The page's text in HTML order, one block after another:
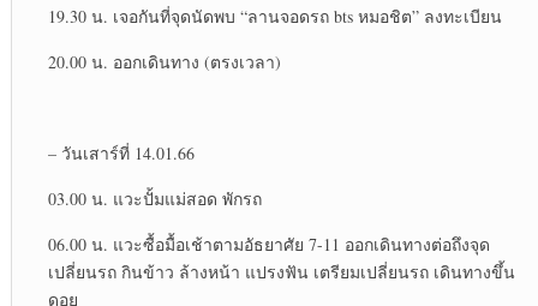
19.30 น. เจอกันที่จุดนัดพบ “ลานจอดรถ bts หมอ​ชิต” ลงทะเบียน
20.00 น. ออกเดินทาง (ตรงเวลา)​
– วันเสาร์​ที่​ 14.01.66
03.00 น. แวะปั้มแม่สอด พักรถ
06.00 น. แวะซื้อมื้อเช้าตามอัธยาศัย 7-11 ออกเดินทางต่อถึงจุด
เปลี่ยน​รถ กินข้าว​ ล้างหน้า​ แปรงฟัน​ เตรียมเปลี่ยน​รถ เดินทางขึ้น
ดอย